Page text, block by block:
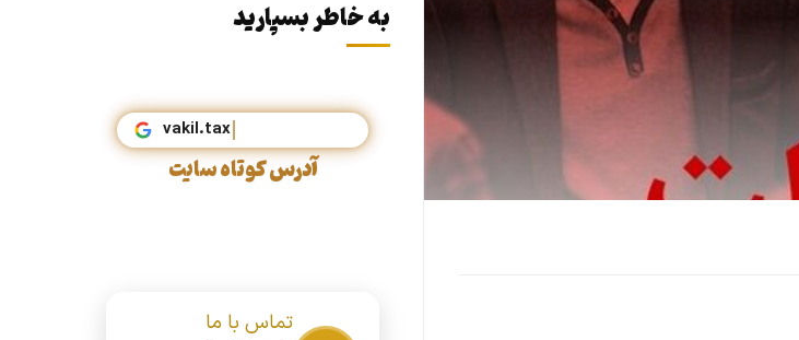
به خاطر بسپارید
آدرس کوتاه سایت
تماس با ما